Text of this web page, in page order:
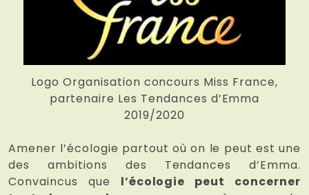
Logo Organisation concours Miss France,
partenaire Les Tendances d’Emma
2019/2020
Amener l’écologie partout où on le peut est une
des ambitions des Tendances d’Emma.
Convaincus que l’écologie peut concerner